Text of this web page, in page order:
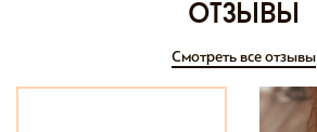
отзывы
Смотреть все отзывы